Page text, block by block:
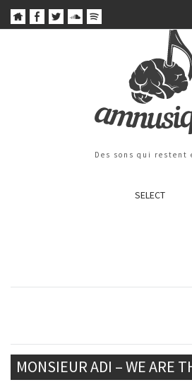
Des sons qui restent
SELECT
MONSIEUR ADI – WE ARE